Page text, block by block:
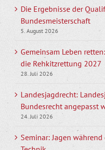
Die Ergebnisse der
Bundesmeisterschaft
5. August 2026
Gemeinsam Leben
die Rehkitzrettung 2027
28. Juli 2026
Landesjagdrecht:
Bundesrecht angepasst
24. Juli 2026
Seminar: Jagen